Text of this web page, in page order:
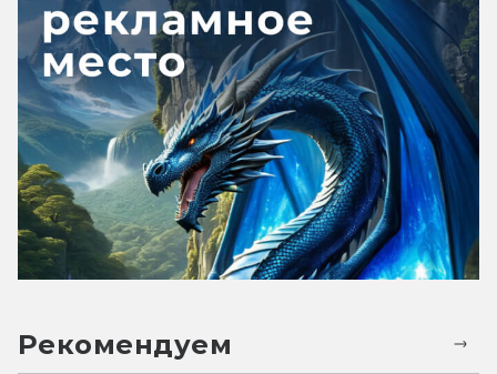
Рекомендуем